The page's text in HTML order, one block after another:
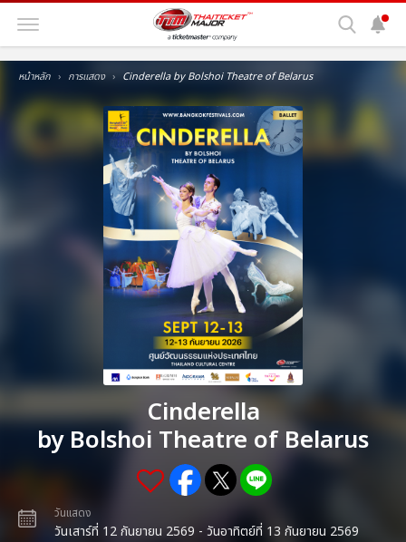
หน้าหลัก การแสดง Cinderella by Bolshoi Theatre of Belarus
Cinderella
by Bolshoi Theatre of Belarus
วันแสดง
วันเสาร์ที่ 12 กันยายน 2569 - วันอาทิตย์ที่ 13 กันยายน 2569